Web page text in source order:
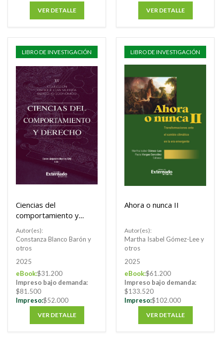
VER DETALLE VER DETALLE
LIBRO DE INVESTIGACIÓN
Ciencias del
comportamiento y
Autor(es):
Constanza Blanco Barón y
otros
2025
eBook:$31.200
Impreso bajo demanda:
$81.500
Impreso:$52.000
VER DETALLE
LIBRO DE INVESTIGACIÓN
Ahora o nunca II
Autor(es):
Martha Isabel Gómez-Lee y
otros
2025
eBook:$61.200
Impreso bajo demanda:
$133.520
Impreso:$102.000
VER DETALLE